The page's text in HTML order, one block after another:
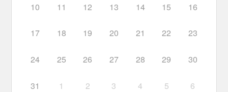
10 11 12 13 14 15 16
17 18 19 20 21 22 23
24 25 26 27 28 29 30
31 1 2 3 4 5 6